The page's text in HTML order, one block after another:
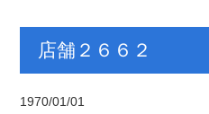
店舗２６６２
1970/01/01